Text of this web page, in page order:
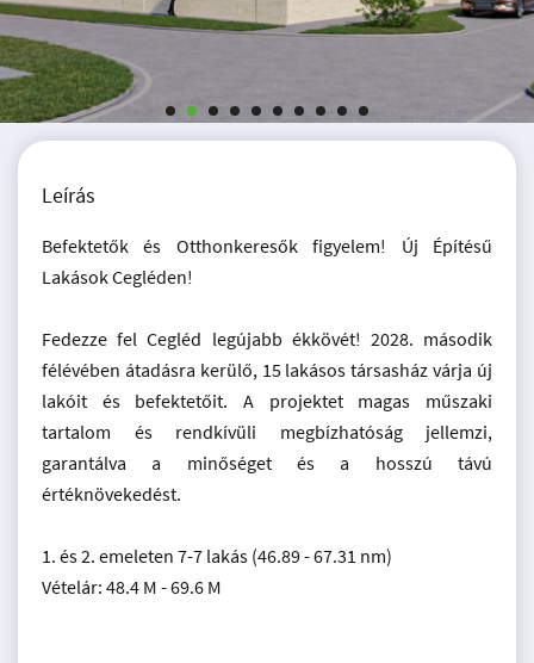
Leírás
Befektetők és Otthonkeresők figyelem! Új Építésű
Lakások Cegléden!
Fedezze fel Cegléd legújabb ékkövét! 2028. második
félévében átadásra kerülő, 15 lakásos társasház várja új
lakóit és befektetőit. A projektet magas műszaki
tartalom és rendkívüli megbízhatóság jellemzi,
garantálva a minőséget és a hosszú távú
értéknövekedést.
1. és 2. emeleten 7-7 lakás (46.89 - 67.31 nm)
Vételár: 48.4 M - 69.6 M